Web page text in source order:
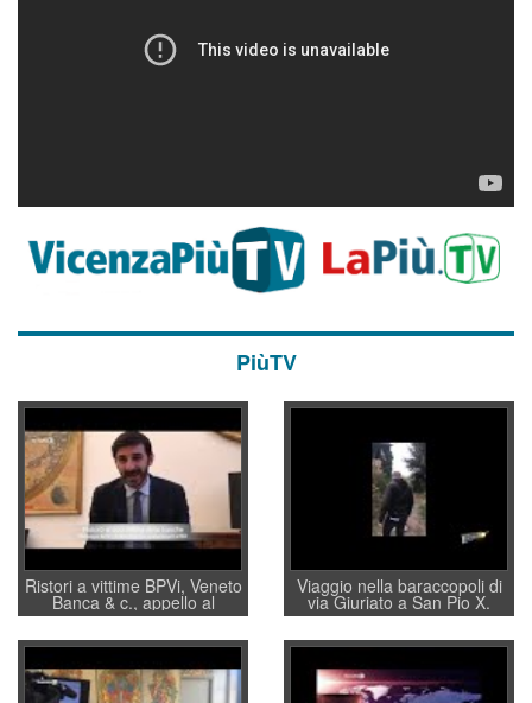
PiùTV
Ristori a vittime BPVi, Veneto
Banca & c., appello al
sottosegretario Alessio
Villarosa: per mettere ordine
convochi con Di Maio CNCU
a supporto della cabina di
regia al Mef
Viaggio nella baraccopoli di
via Giuriato a San Pio X.
Vicenza ai Vicentini: “faremo
un regalo di Natale ai
residenti”